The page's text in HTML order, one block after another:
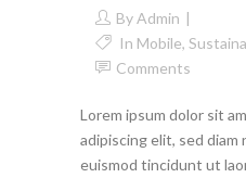
ByAdmin
In Mobile,
Comments
Lorem ipsum dolor sit
adipiscing elit, sed diam
euismod tincidunt ut